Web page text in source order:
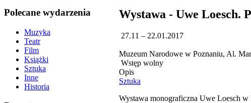
Polecane wydarzenia
Muzyka
Teatr
Film
Książki
Sztuka
Inne
Historia
Wystawa - Uwe Loesch.
27.11 – 22.01.2017
Muzeum Narodowe w Poznaniu, Al.
Wstęp wolny
Opis
Sztuka
Wystawa monograficzna Uwe Loesch